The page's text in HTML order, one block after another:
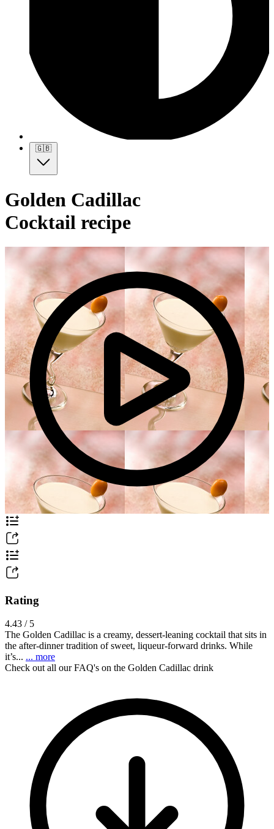
🇬🇧
Golden Cadillac
Cocktail recipe
Rating
4.43 / 5
The Golden Cadillac is a creamy, dessert-leaning cocktail that sits in
the after-dinner tradition of sweet, liqueur-forward drinks. While
it’s... ... more
Check out all our FAQ's on the Golden Cadillac drink